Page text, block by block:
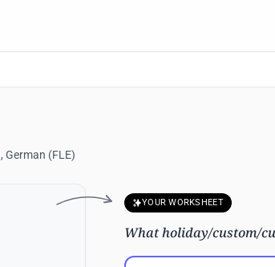
German (FLE)
YOUR WORKSHEET
What holiday/custom/